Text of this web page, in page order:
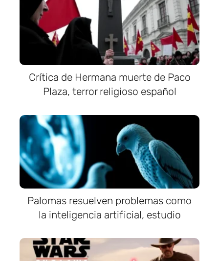
Crítica de Hermana muerte de Paco
Plaza, terror religioso español
Palomas resuelven problemas como
la inteligencia artificial, estudio